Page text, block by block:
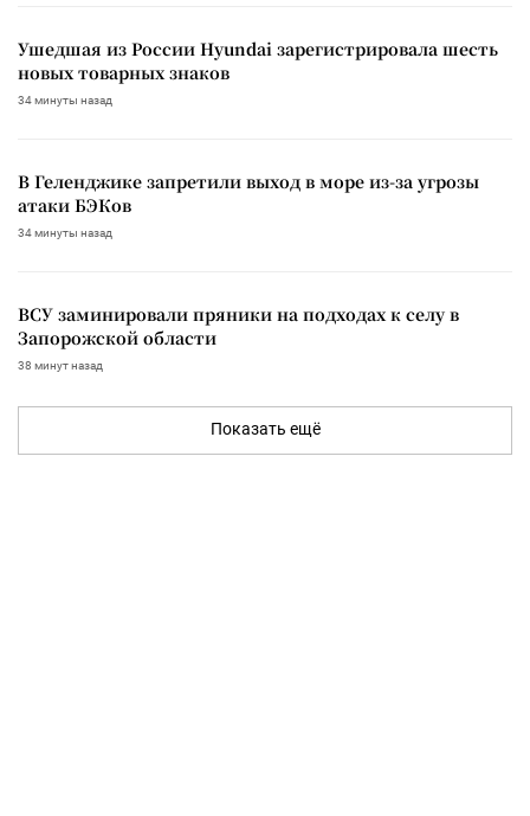
Ушедшая из России Hyundai зарегистрировала шесть
новых товарных знаков
34 минуты назад
В Геленджике запретили выход в море из-за угрозы
атаки БЭКов
34 минуты назад
ВСУ заминировали пряники на подходах к селу в
Запорожской области
38 минут назад
Показать ещё